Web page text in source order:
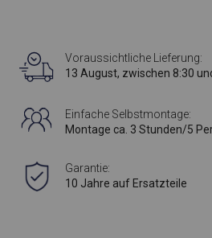
Voraussichtliche Lieferung:
13 August, zwischen 8:30
Einfache Selbstmontage:
Montage ca. 3 Stunden/5
Garantie:
10 Jahre auf Ersatzteile